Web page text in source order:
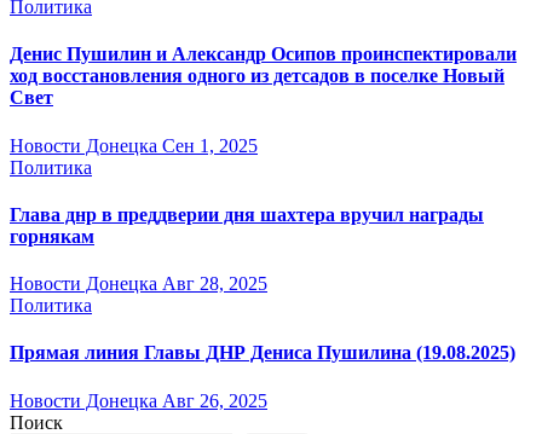
Политика
Денис Пушилин и Александр Осипов проинспектировали
ход восстановления одного из детсадов в поселке Новый
Свет
Новости Донецка Сен 1, 2025
Политика
Глава днр в преддверии дня шахтера вручил награды
горнякам
Новости Донецка Авг 28, 2025
Политика
Прямая линия Главы ДНР Дениса Пушилина (19.08.2025)
Новости Донецка Авг 26, 2025
Поиск